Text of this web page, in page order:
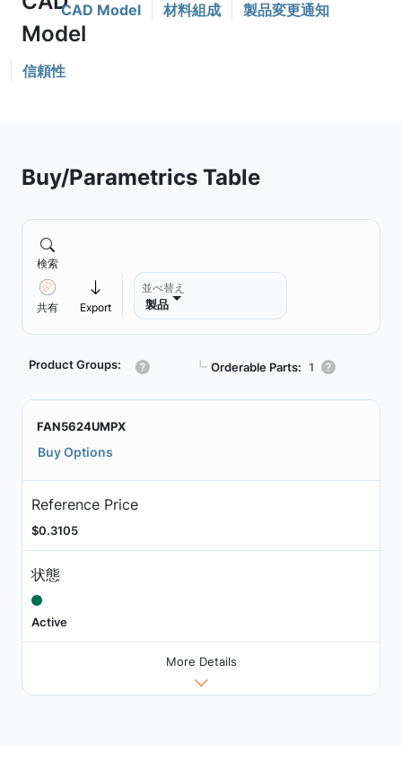
CAD Model 材料組成 製品変更通知
信頼性
Buy/Parametrics Table
検索
共有 Export
並べ替え
製品
Product Groups: ┗ Orderable Parts: 1
FAN5624UMPX
Buy Options
Reference Price
$0.3105
状態
Active
More Details